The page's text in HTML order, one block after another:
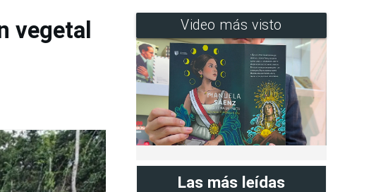
vegetal
Video más visto
Las más leídas